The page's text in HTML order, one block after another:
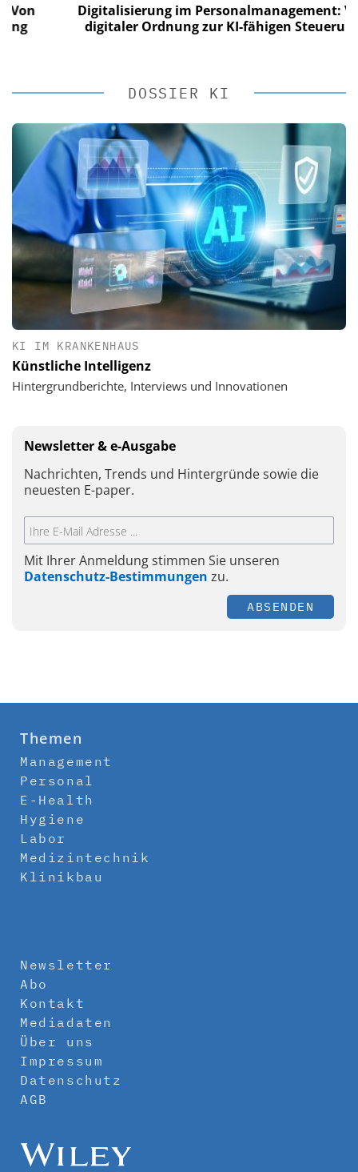
Digitalisierung im Personalmanagement: Von
digitaler Ordnung zur KI-fähigen Steuerung
DOSSIER KI
KI IM KRANKENHAUS
Künstliche Intelligenz
Hintergrundberichte, Interviews und Innovationen
Newsletter & e-Ausgabe
Nachrichten, Trends und Hintergründe sowie die
neuesten E-paper.
Mit Ihrer Anmeldung stimmen Sie unseren
Datenschutz-Bestimmungen zu.
ABSENDEN
Themen
Management
Personal
E-Health
Hygiene
Labor
Medizintechnik
Klinikbau
Newsletter
Abo
Kontakt
Mediadaten
Über uns
Impressum
Datenschutz
AGB